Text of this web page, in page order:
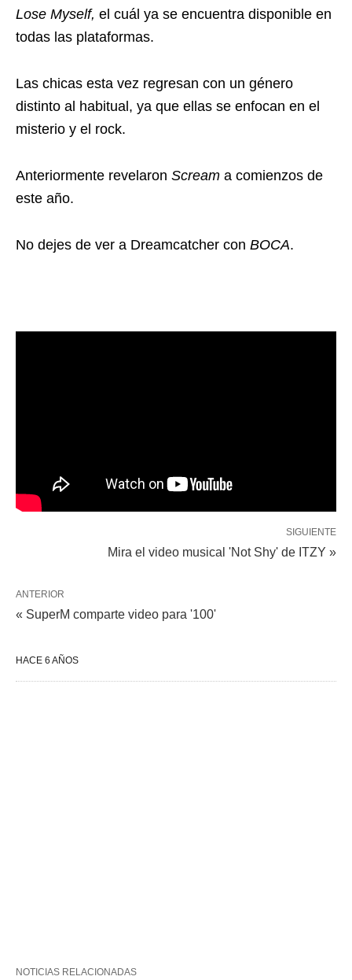
Lose Myself, el cuál ya se encuentra disponible en
todas las plataformas.
Las chicas esta vez regresan con un género
distinto al habitual, ya que ellas se enfocan en el
misterio y el rock.
Anteriormente revelaron Scream a comienzos de
este año.
No dejes de ver a Dreamcatcher con BOCA.
SIGUIENTE
Mira el video musical 'Not Shy' de ITZY »
ANTERIOR
« SuperM comparte video para '100'
HACE 6 AÑOS
NOTICIAS RELACIONADAS